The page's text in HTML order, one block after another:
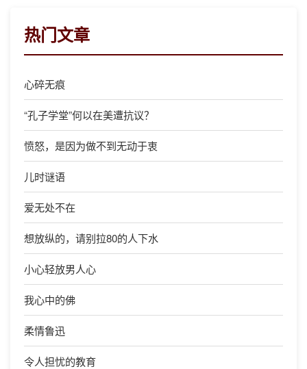
热门文章
心碎无痕
“孔子学堂”何以在美遭抗议？
愤怒，是因为做不到无动于衷
儿时谜语
爱无处不在
想放纵的，请别拉80的人下水
小心轻放男人心
我心中的佛
柔情鲁迅
令人担忧的教育